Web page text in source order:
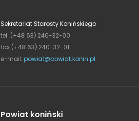
Sekretariat Starosty Konińskiego
tel. (+48 63) 240-32-00
fax (+48 63) 240-32-01
e-mail: powiat@powiat.konin.pl
Powiat koniński